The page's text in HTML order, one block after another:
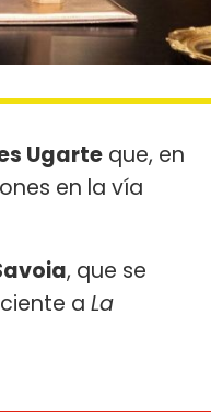
Ugarte que, en
en la vía
, que se
a La